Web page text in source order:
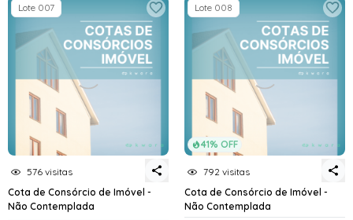
Lote 007
576 visitas
Cota de Consórcio de Imóvel -
Não Contemplada
41% OFF
Lote 008
792 visitas
Cota de Consórcio de Imóvel -
Não Contemplada